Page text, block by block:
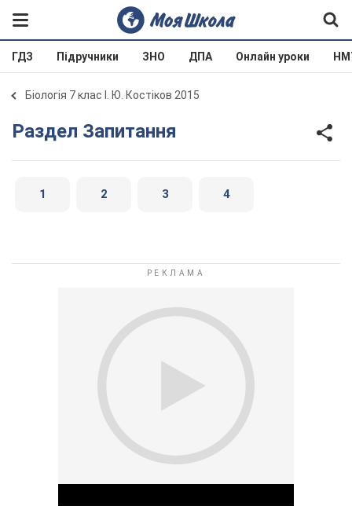
ГДЗ Підручники ЗНО ДПА Онлайн уроки
Біологія 7 клас І. Ю. Костіков 2015
Раздел Запитання
1 2 3 4